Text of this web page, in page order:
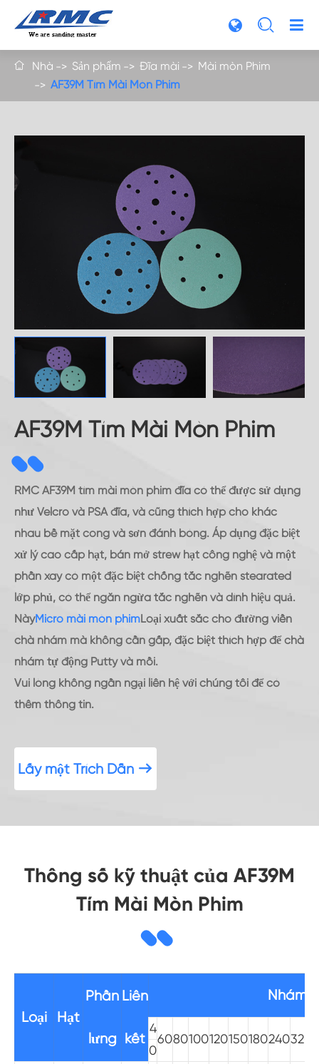

 Nhà Sản phẩm Đĩa mài
Mài mòn Phim
AF39M Tím Mài Mòn Phim
AF39M Tím Mài Mòn Phim
RMC AF39M tím mài mòn phim đĩa có thể được sử dụng
như Velcro và PSA đĩa, và cũng thích hợp cho khác
nhau bề mặt cong và sơn đánh bóng. Áp dụng đặc biệt
xử lý cao cấp hạt, bán mở strew hạt công nghệ và một
phần xay có một đặc biệt chống tắc nghẽn stearated
lớp phủ, có thể ngăn ngừa tắc nghẽn và dính hiệu quả.
NàyMicro mài mòn phimLoại xuất sắc cho đường viền
chà nhám mà không cần gấp, đặc biệt thích hợp để chà
nhám tự động Putty và mồi.
Vui lòng không ngần ngại liên hệ với chúng tôi để có
thêm thông tin.
Lấy một Trích Dẫn 
Thông số kỹ thuật của AF39M
Tím Mài Mòn Phim
Loại Hạt
Phần
lưng
Liên
kết
Nhám
4
6080100120150180240320
0